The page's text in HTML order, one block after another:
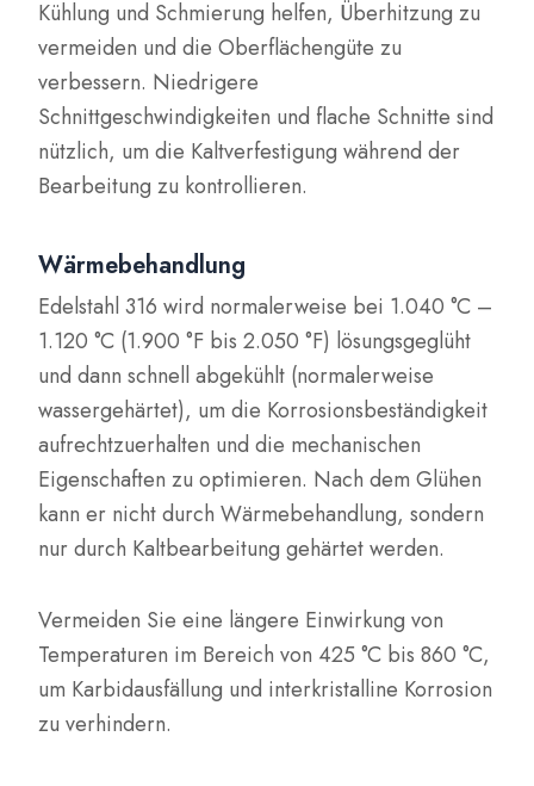
Kühlung und Schmierung helfen, Überhitzung zu
vermeiden und die Oberflächengüte zu
verbessern. Niedrigere
Schnittgeschwindigkeiten und flache Schnitte sind
nützlich, um die Kaltverfestigung während der
Bearbeitung zu kontrollieren.
Wärmebehandlung
Edelstahl 316 wird normalerweise bei 1.040 °C –
1.120 °C (1.900 °F bis 2.050 °F) lösungsgeglüht
und dann schnell abgekühlt (normalerweise
wassergehärtet), um die Korrosionsbeständigkeit
aufrechtzuerhalten und die mechanischen
Eigenschaften zu optimieren. Nach dem Glühen
kann er nicht durch Wärmebehandlung, sondern
nur durch Kaltbearbeitung gehärtet werden.
Vermeiden Sie eine längere Einwirkung von
Temperaturen im Bereich von 425 °C bis 860 °C,
um Karbidausfällung und interkristalline Korrosion
zu verhindern.